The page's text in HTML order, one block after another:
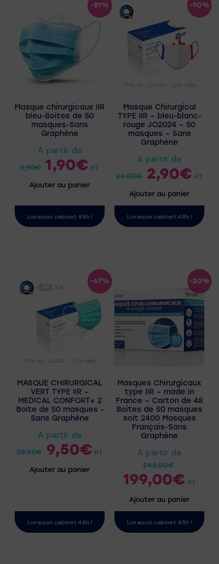
-81%
Masque chirurgicaux IIR
bleu-Boites de 50
masques-Sans
Graphène
A partir de
9,90€ 1,90€ HT
Ajouter au panier
Livraison cabinet 48h !
-90%
Masque Chirurgical
TYPE IIR – bleu-blanc-
rouge JO2024 – 50
masques – Sans
Graphène
A partir de
29,00€ 2,90€ HT
Ajouter au panier
Livraison cabinet 48h !
-67%
MASQUE CHIRURGICAL
VERT TYPE IIR –
MEDICAL CONFORT+ 2
Boite de 50 masques -
Sans Graphène
A partir de
28,90€ 9,50€ HT
Ajouter au panier
Livraison cabinet 48h !
-20%
Masques Chirurgicaux
type IIR – made in
France – Carton de 48
Boites de 50 masques
soit 2400 Masques
Français-Sans
Graphène
A partir de
249,00€
199,00€ HT
Ajouter au panier
Livraison cabinet 48h !